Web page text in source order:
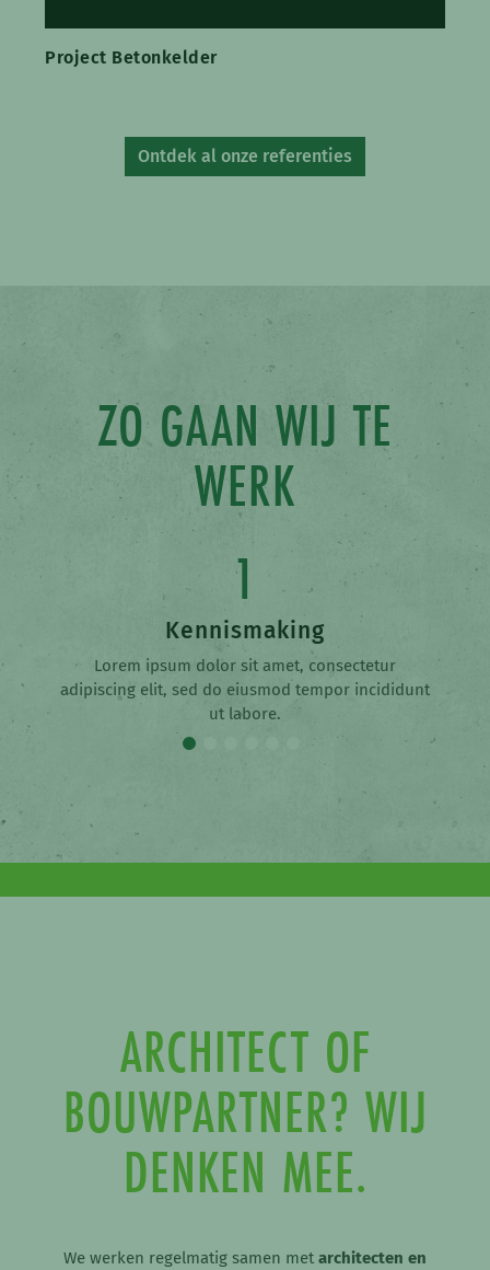
Project Betonkelder
Ontdek al onze referenties
ZO GAAN WIJ TE
WERK
1
Kennismaking
Lorem ipsum dolor sit amet, consectetur
adipiscing elit, sed do eiusmod tempor incididunt
ut labore.
ARCHITECT OF
BOUWPARTNER? WIJ
DENKEN MEE.
We werken regelmatig samen met architecten en